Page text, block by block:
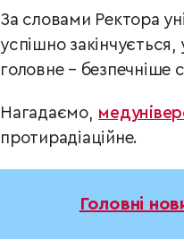
За словами Ректора
успішно
головне – безпечніше
Нагадаємо,
протирадіаційне.
Головні